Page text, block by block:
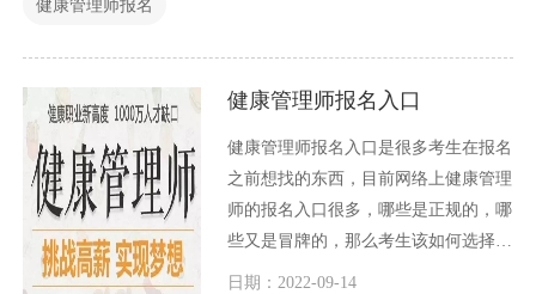
健康管理师报名
健康管理师报名入口
健康管理师报名入口是很多考生在报名
之前想找的东西，目前网络上健康管理
师的报名入口很多，哪些是正规的，哪
些又是冒牌的，那么考生该如何选择
呢？今天小编就这个问题和大家一起讨
日期：2022-09-14